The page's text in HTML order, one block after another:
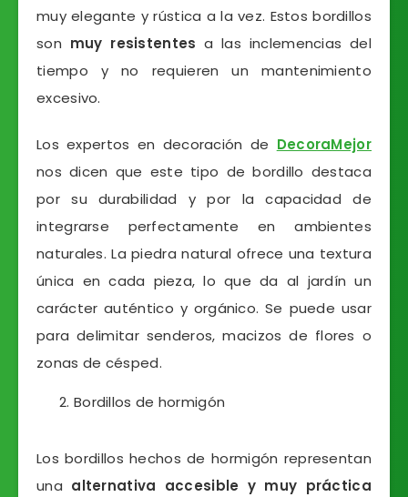
muy elegante y rústica a la vez. Estos bordillos
son muy resistentesa las inclemencias del
tiempo y no requieren un mantenimiento
excesivo.
Los expertos en decoración de DecoraMejor
nos dicen que este tipo de bordillo destaca
por su durabilidad y por la capacidad de
integrarse perfectamente en ambientes
naturales. La piedra natural ofrece una textura
única en cada pieza, lo que da al jardín un
carácter auténtico y orgánico. Se puede usar
para delimitar senderos, macizos de flores o
zonas de césped.
Bordillos de hormigón
Los bordillos hechos de hormigón representan
una alternativa accesible y muy práctica